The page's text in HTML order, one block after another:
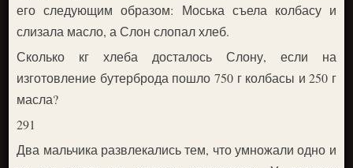
его следующим образом: Моська съела колбасу и
слизала масло, а Слон слопал хлеб.
Сколько кг хлеба досталось Слону, если на
изготовление бутерброда пошло 750 г колбасы и 250 г
масла?
291
Два мальчика развлекались тем, что умножали одно и